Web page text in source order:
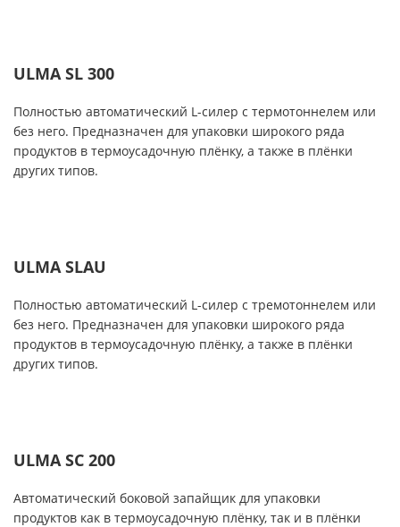
ULMA SL 300
Полностью автоматический L-силер с термотоннелем или
без него. Предназначен для упаковки широкого ряда
продуктов в термоусадочную плёнку, а также в плёнки
других типов.
ULMA SLAU
Полностью автоматический L-силер с тремотоннелем или
без него. Предназначен для упаковки широкого ряда
продуктов в термоусадочную плёнку, а также в плёнки
других типов.
ULMA SC 200
Автоматический боковой запайщик для упаковки
продуктов как в термоусадочную плёнку, так и в плёнки